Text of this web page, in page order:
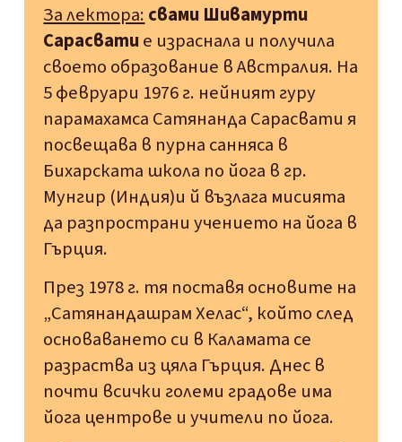
За лектора: свами Шивамурти
Сарасвати е израснала и получила
своето образование в Австралия. На
5 февруари 1976 г. нейният гуру
парамахамса Сатянанда Сарасвати я
посвещава в пурна санняса в
Бихарската школа по йога в гр.
Мунгир (Индия)и й възлага мисията
да разпространи учението на йога в
Гърция.
През 1978 г. тя поставя основите на
„Сатянандашрам Хелас“, който след
основаването си в Каламата се
разраства из цяла Гърция. Днес в
почти всички големи градове има
йога центрове и учители по йога.